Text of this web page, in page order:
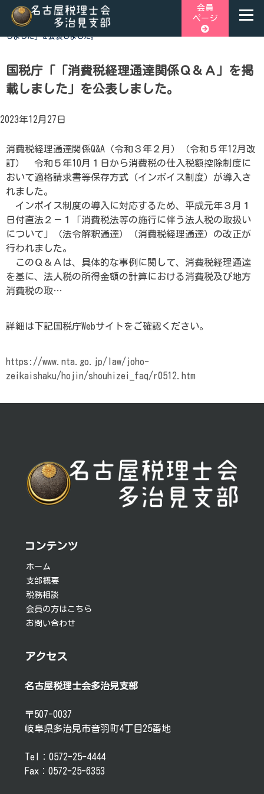
Skip
content
市と可児郡御嵩町の4市1町が所属する税理士会です。地域の皆
様に寄り添う税務の専門家として、税務支援や研修会、租税教
育などを行っております。税の無料相談会も実施しておりま
会員
ページ
ホーム> 税関連トピックス>国税庁「「消費税経理通達関係Ｑ＆Ａ」を掲載
しました」を公表しました。
国税庁「「消費税経理通達関係Ｑ＆Ａ」を掲
載しました」を公表しました。
2023年12月27日
消費税経理通達関係Q&A（令和３年２月）（令和５年12月改
訂） 令和５年10月１日から消費税の仕入税額控除制度に
おいて適格請求書等保存方式（インボイス制度）が導入さ
れました。
インボイス制度の導入に対応するため、平成元年３月１
日付直法２－１「消費税法等の施行に伴う法人税の取扱い
について」（法令解釈通達）（消費税経理通達）の改正が
行われました。
このＱ＆Ａは、具体的な事例に関して、消費税経理通達
を基に、法人税の所得金額の計算における消費税及び地方
消費税の取…
詳細は下記国税庁Webサイトをご確認ください。
https://www.nta.go.jp/law/joho-
zeikaishaku/hojin/shouhizei_faq/r0512.htm
コンテンツ
ホーム
支部概要
税務相談
会員の方はこちら
お問い合わせ
アクセス
名古屋税理士会多治見支部
〒507-0037
岐阜県多治見市音羽町4丁目25番地
Tel：0572-25-4444
Fax：0572-25-6353